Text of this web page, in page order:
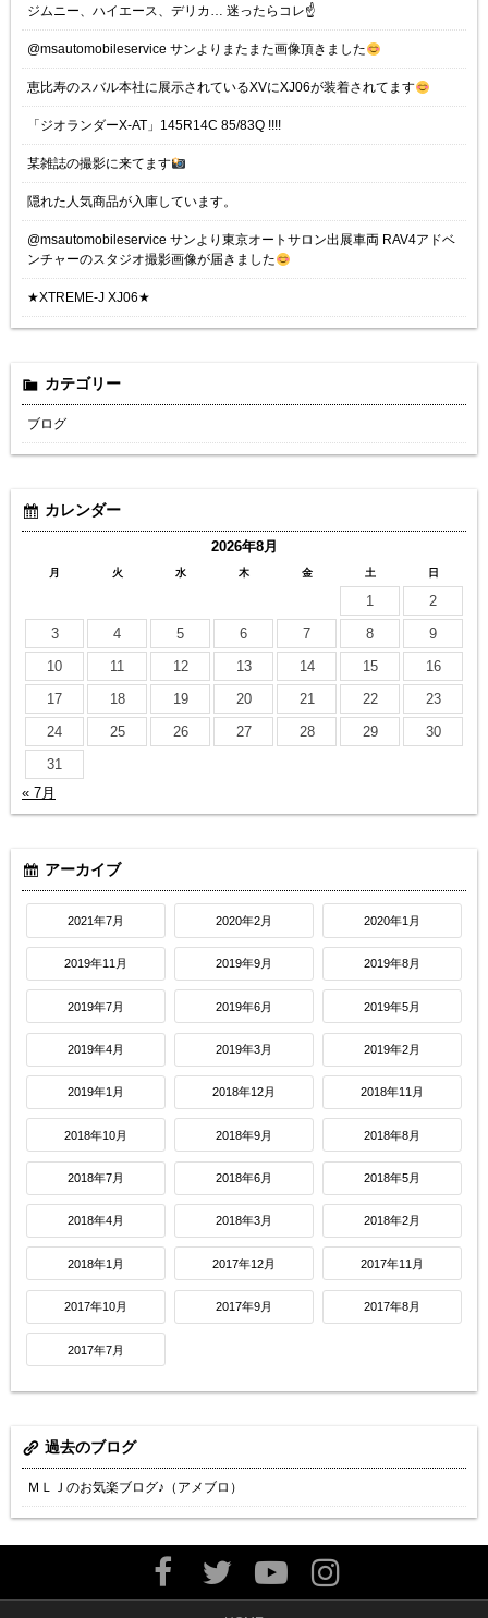
ジムニー、ハイエース、デリカ… 迷ったらコレ☝️
@msautomobileservice サンよりまたまた画像頂きました
恵比寿のスバル本社に展示されているXVにXJ06が装着されてます
「ジオランダーX-AT」145R14C 85/83Q !!!!
某雑誌の撮影に来てます
隠れた人気商品が入庫しています。
@msautomobileservice サンより東京オートサロン出展車両 RAV4アドベ
ンチャーのスタジオ撮影画像が届きました
★XTREME-J XJ06★
カテゴリー
ブログ
カレンダー
2026年8月
月 火 水 木 金 土 日
1
2
3
4 5 6 7 8
9
10
11 12 13 14 15
16
17
18 19 20 21 22
23
24
25 26 27 28 29
30
31
« 7月
アーカイブ
2021年7月 2020年2月 2020年1月
2019年11月 2019年9月 2019年8月
2019年7月 2019年6月 2019年5月
2019年4月 2019年3月 2019年2月
2019年1月 2018年12月 2018年11月
2018年10月 2018年9月 2018年8月
2018年7月 2018年6月 2018年5月
2018年4月 2018年3月 2018年2月
2018年1月 2017年12月 2017年11月
2017年10月 2017年9月 2017年8月
2017年7月
過去のブログ
ＭＬＪのお気楽ブログ♪（アメブロ）